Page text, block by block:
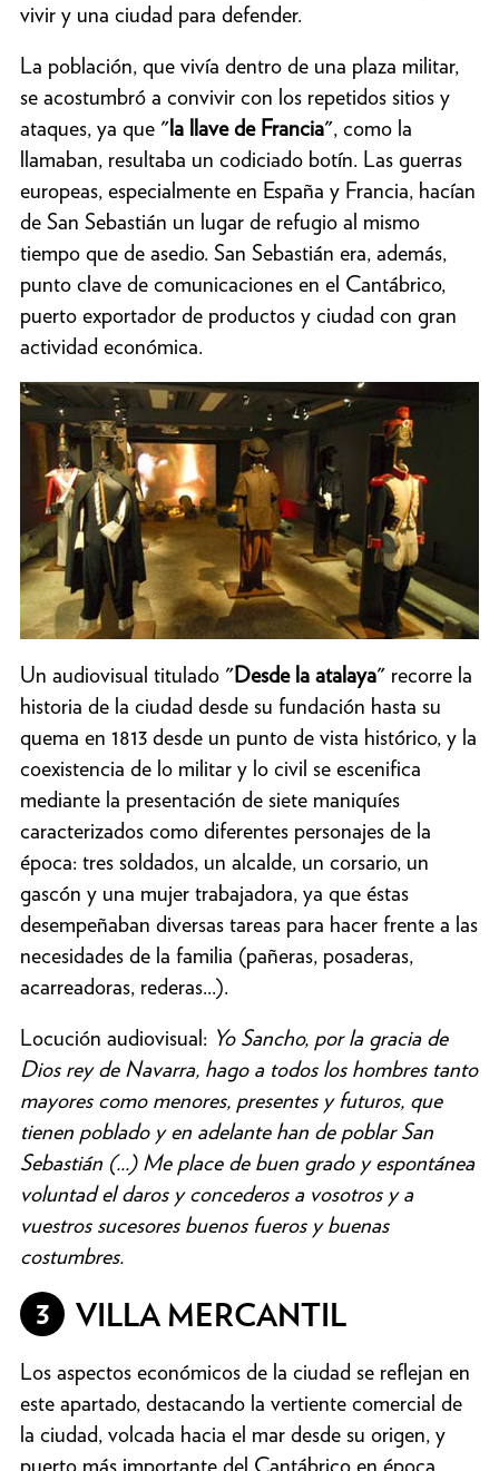
vivir y una ciudad para defender.
La población, que vivía dentro de una plaza militar,
se acostumbró a convivir con los repetidos sitios y
ataques, ya que "la llave de Francia", como la
llamaban, resultaba un codiciado botín. Las guerras
europeas, especialmente en España y Francia, hacían
de San Sebastián un lugar de refugio al mismo
tiempo que de asedio. San Sebastián era, además,
punto clave de comunicaciones en el Cantábrico,
puerto exportador de productos y ciudad con gran
actividad económica.
Un audiovisual titulado "Desde la atalaya" recorre la
historia de la ciudad desde su fundación hasta su
quema en 1813 desde un punto de vista histórico, y la
coexistencia de lo militar y lo civil se escenifica
mediante la presentación de siete maniquíes
caracterizados como diferentes personajes de la
época: tres soldados, un alcalde, un corsario, un
gascón y una mujer trabajadora, ya que éstas
desempeñaban diversas tareas para hacer frente a las
necesidades de la familia (pañeras, posaderas,
acarreadoras, rederas...).
Locución audiovisual: Yo Sancho, por la gracia de
Dios rey de Navarra, hago a todos los hombres tanto
mayores como menores, presentes y futuros, que
tienen poblado y en adelante han de poblar San
Sebastián (...) Me place de buen grado y espontánea
voluntad el daros y concederos a vosotros y a
vuestros sucesores buenos fueros y buenas
costumbres.
3 VILLA MERCANTIL
Los aspectos económicos de la ciudad se reflejan en
este apartado, destacando la vertiente comercial de
la ciudad, volcada hacia el mar desde su origen, y
puerto más importante del Cantábrico en época